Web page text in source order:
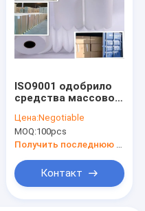
ISO9001 одобрило
средства массовой
фильтра Hepa
свертывает,
фильтровальная
Цена:Negotiable
MOQ:100pcs
Получить последнюю цену
Контакт